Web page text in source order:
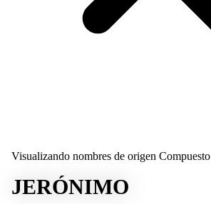
Visualizando nombres de origen Compuesto
JERÓNIMO